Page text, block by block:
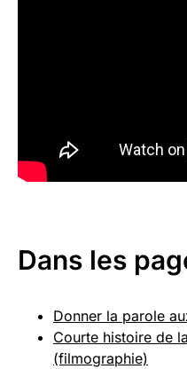
Dans les
Donner la parole
Courte histoire de
(filmographie)